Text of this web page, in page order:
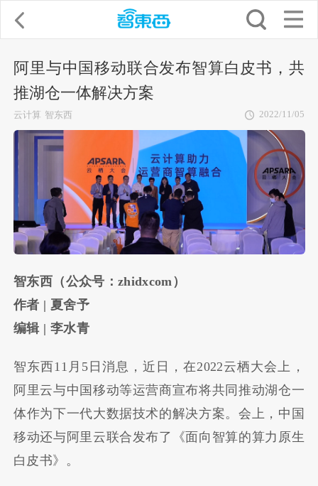
阿里与中国移动联合发布智算白皮书，共
推湖仓一体解决方案
云计算 智东西 2022/11/05
智东西（公众号：zhidxcom）
作者 | 夏舍予
编辑 | 李水青
智东西11月5日消息，近日，在2022云栖大会上，
阿里云与中国移动等运营商宣布将共同推动湖仓一
体作为下一代大数据技术的解决方案。会上，中国
移动还与阿里云联合发布了《面向智算的算力原生
白皮书》。